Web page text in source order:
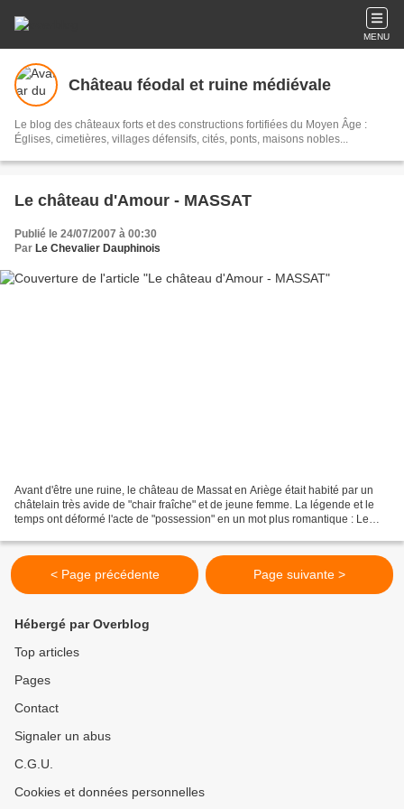
MENU
Château féodal et ruine médiévale
Le blog des châteaux forts et des constructions fortifiées du Moyen Âge :
Églises, cimetières, villages défensifs, cités, ponts, maisons nobles...
Le château d'Amour - MASSAT
Publié le 24/07/2007 à 00:30
Par Le Chevalier Dauphinois
Avant d'être une ruine, le château de Massat en Ariège était habité par un
châtelain très avide de "chair fraîche" et de jeune femme. La légende et le
temps ont déformé l'acte de "possession" en un mot plus romantique : Le
< Page précédente Page suivante >
Hébergé par Overblog
Top articles
Pages
Contact
Signaler un abus
C.G.U.
Cookies et données personnelles